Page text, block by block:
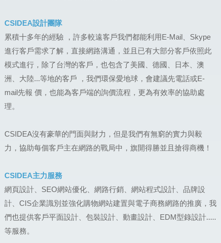
CSIDEA設計團隊
累積十多年的經驗 ，許多較遠客戶我們都能利用E-Mail、Skype
進行客戶需求了解，直接網路溝通，並且已有大部分客戶依照此
模式進行，除了台灣的客戶，也包含了美國、德國、日本、澳
洲、大陸...等地的客戶 ，我們環保愛地球，會建議先電話或E-
mail先報 價，也能為客戶端的詢價流程，更為有效率的協助處
理。
CSIDEA沒有豪華的門面與財力，但是我們有無窮的實力與毅
力，協助每個客戶主在網路的戰局中，旗開得勝並且搶得商機！
CSIDEA主力服務
網頁設計、SEO網站優化、網路行銷、網站程式設計、品牌設
計、CIS企業識別並強化購物網站建置與電子商務網路的推廣，我
們也提供客戶平面設計、包裝設計、動畫設計、EDM型錄設計.....
等服務。